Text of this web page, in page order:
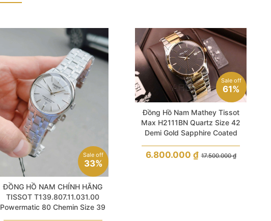
Sale off
33%
ĐỒNG HỒ NAM CHÍNH HÃNG
TISSOT T139.807.11.031.00
Powermatic 80 Chemin Size 39
Sale off
61%
Đồng Hồ Nam Mathey Tissot
Max H2111BN Quartz Size 42
Demi Gold Sapphire Coated
17.500.000₫
6.800.000 ₫